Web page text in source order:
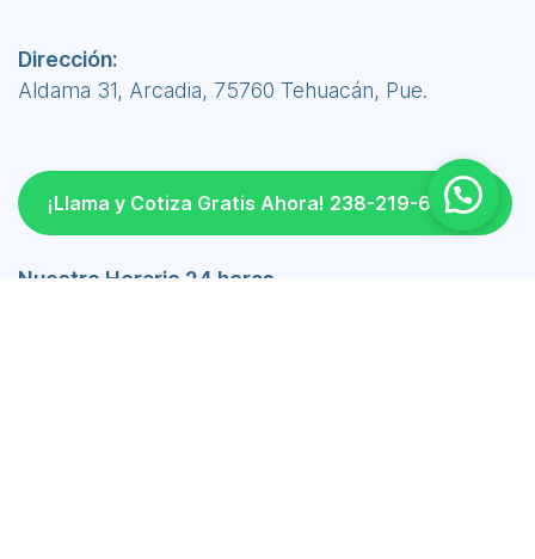
Dirección:
Aldama 31, Arcadia, 75760 Tehuacán, Pue.
¡Llama y Cotiza Gratis Ahora! 238-219-6690
Nuestro Horario 24 horas